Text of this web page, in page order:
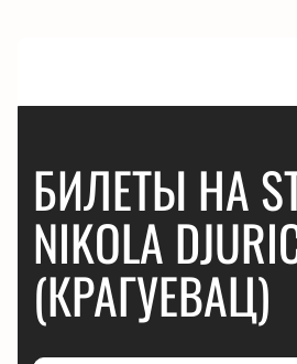
БИЛЕТЫ НА
NIKOLA
(КРАГУЕВАЦ)